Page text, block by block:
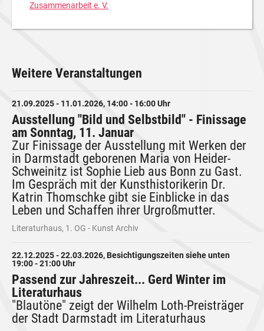
Zusammenarbeit e. V.
Weitere Veranstaltungen
21.09.2025 - 11.01.2026, 14:00 - 16:00 Uhr
Ausstellung "Bild und Selbstbild" - Finissage
am Sonntag, 11. Januar
Zur Finissage der Ausstellung mit Werken der
in Darmstadt geborenen Maria von Heider-
Schweinitz ist Sophie Lieb aus Bonn zu Gast.
Im Gespräch mit der Kunsthistorikerin Dr.
Katrin Thomschke gibt sie Einblicke in das
Leben und Schaffen ihrer Urgroßmutter.
Literaturhaus, 1. OG - Kunst Archiv
22.12.2025 - 22.03.2026, Besichtigungszeiten siehe unten
19:00 - 21:00 Uhr
Passend zur Jahreszeit... Gerd Winter im
Literaturhaus
"Blautöne" zeigt der Wilhelm Loth-Preisträger
der Stadt Darmstadt im Literaturhaus